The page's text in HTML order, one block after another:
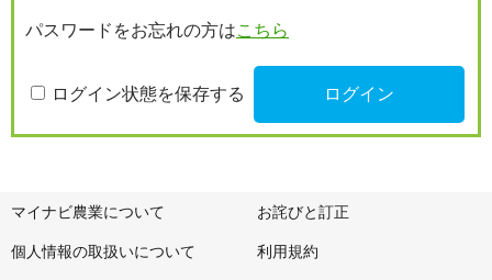
パスワードをお忘れの方はこちら
ログイン状態を保存する
マイナビ農業について お詫びと訂正
個人情報の取扱いについて 利用規約